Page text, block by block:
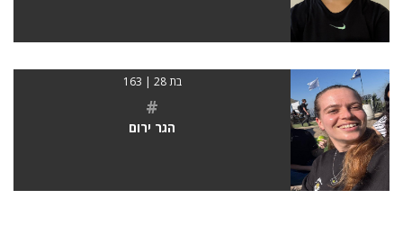
בת 28 | 163
#
הגר ירום